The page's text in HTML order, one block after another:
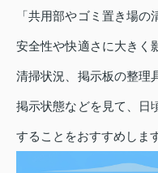
「共用部やゴミ置き場
安全性や快適さに大きく
清掃状況、掲示板の整理
掲示状態などを見て、日
することをおすすめします